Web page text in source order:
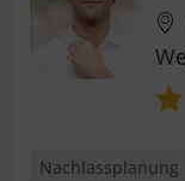
Nachlassplanung